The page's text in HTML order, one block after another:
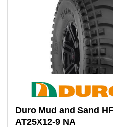
Duro Mud and Sand
AT25X12-9 NA